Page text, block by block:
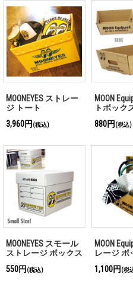
MOONEYES ストレー
ジ トート
3,960円 (税込)
MOON
トボック
880円 (税込)
MOONEYES スモール
ストレージ ボックス
550円 (税込)
MOON
レージ ボ
1,100円 (税